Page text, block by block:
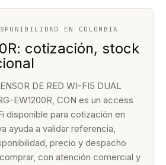
EN COLOMBIA
cotización, stock
DE RED WI-FI5 DUAL
EW1200R, CON es un access
disponible para cotización en
ayuda a validar referencia,
precio y despacho
con atención comercial y